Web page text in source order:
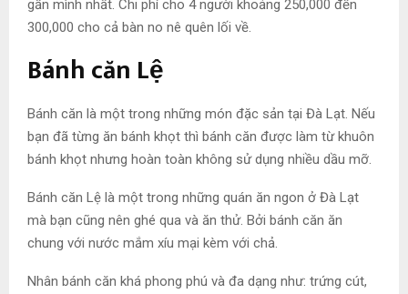
gần mình nhất. Chi phí cho 4 người khoảng 250,000 đến
300,000 cho cả bàn no nê quên lối về.
Bánh căn Lệ
Bánh căn là một trong những món đặc sản tại Đà Lạt. Nếu
bạn đã từng ăn bánh khọt thì bánh căn được làm từ khuôn
bánh khọt nhưng hoàn toàn không sử dụng nhiều dầu mỡ.
Bánh căn Lệ là một trong những quán ăn ngon ở Đà Lạt
mà bạn cũng nên ghé qua và ăn thử. Bởi bánh căn ăn
chung với nước mắm xíu mại kèm với chả.
Nhân bánh căn khá phong phú và đa dạng như: trứng cút,